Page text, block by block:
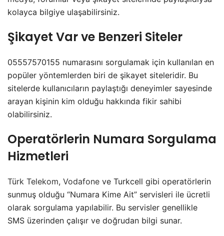
kolayca bilgiye ulaşabilirsiniz.
Şikayet Var ve Benzeri Siteler
05557570155 numarasını sorgulamak için kullanılan en
popüler yöntemlerden biri de şikayet siteleridir. Bu
sitelerde kullanıcıların paylaştığı deneyimler sayesinde
arayan kişinin kim olduğu hakkında fikir sahibi
olabilirsiniz.
Operatörlerin Numara Sorgulama
Hizmetleri
Türk Telekom, Vodafone ve Turkcell gibi operatörlerin
sunmuş olduğu “Numara Kime Ait” servisleri ile ücretli
olarak sorgulama yapılabilir. Bu servisler genellikle
SMS üzerinden çalışır ve doğrudan bilgi sunar.